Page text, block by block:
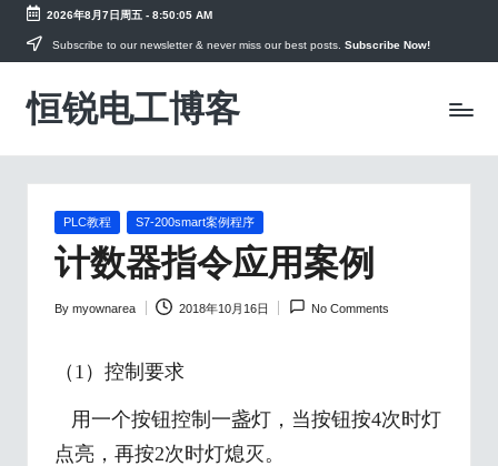
Skip
content
2026年8月7日周五- 8:50:06 AM
Subscribe to our newsletter & never miss our best posts. Subscribe Now!
恒锐电工博客
电
工
Posted
in
PLC教程 S7-200smart案例程序
计数器指令应用案例
Posted
By myownarea 2018年10月16日 No Comments
（1）控制要求
用一个按钮控制一盏灯，当按钮按4次时灯
点亮，再按2次时灯熄灭。